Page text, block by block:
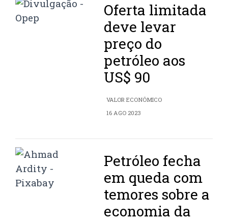
Oferta limitada
deve levar
preço do
petróleo aos
US$ 90
VALOR ECONÔMICO
16 AGO 2023
Petróleo fecha
em queda com
temores sobre a
economia da